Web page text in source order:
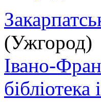
(Ужгород)
Івано-